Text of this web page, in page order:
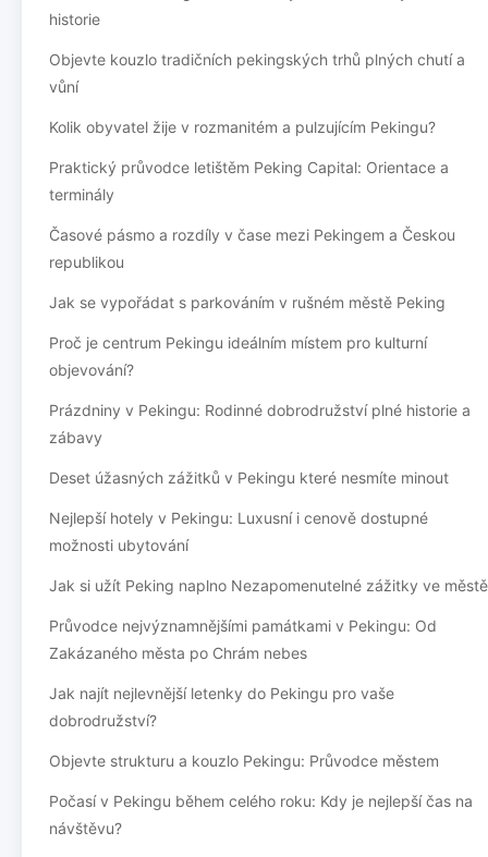
historie
Objevte kouzlo tradičních pekingských trhů plných chutí a
vůní
Kolik obyvatel žije v rozmanitém a pulzujícím Pekingu?
Praktický průvodce letištěm Peking Capital: Orientace a
terminály
Časové pásmo a rozdíly v čase mezi Pekingem a Českou
republikou
Jak se vypořádat s parkováním v rušném městě Peking
Proč je centrum Pekingu ideálním místem pro kulturní
objevování?
Prázdniny v Pekingu: Rodinné dobrodružství plné historie a
zábavy
Deset úžasných zážitků v Pekingu které nesmíte minout
Nejlepší hotely v Pekingu: Luxusní i cenově dostupné
možnosti ubytování
Jak si užít Peking naplno Nezapomenutelné zážitky ve městě
Průvodce nejvýznamnějšími památkami v Pekingu: Od
Zakázaného města po Chrám nebes
Jak najít nejlevnější letenky do Pekingu pro vaše
dobrodružství?
Objevte strukturu a kouzlo Pekingu: Průvodce městem
Počasí v Pekingu během celého roku: Kdy je nejlepší čas na
návštěvu?